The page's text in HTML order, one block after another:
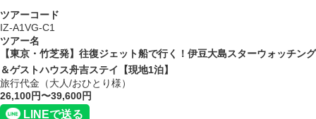
ツアーコード
IZ-A1VG-C1
ツアー名
【東京・竹芝発】往復ジェット船で行く！伊豆大島スターウォッチング
＆ゲストハウス舟吉ステイ【現地1泊】
旅行代金（大人/おひとり様）
26,100円〜39,600円